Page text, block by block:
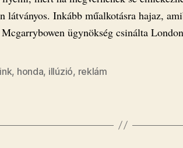
látványos. Inkább műalkotásra hajaz,
ügynökség csinálta
, honda, illúzió, reklám